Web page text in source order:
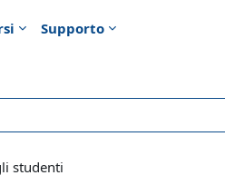
Supporto
studenti